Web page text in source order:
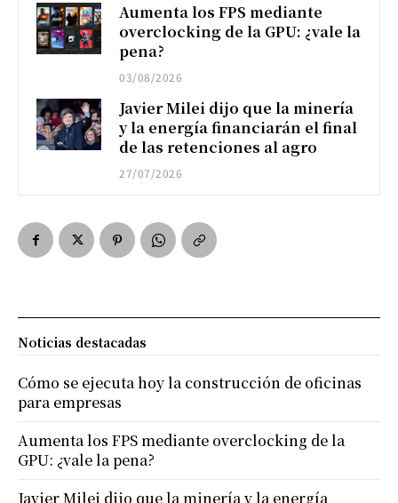
Aumenta los FPS mediante
overclocking de la GPU: ¿vale la
pena?
03/08/2026
Javier Milei dijo que la minería
y la energía financiarán el final
de las retenciones al agro
27/07/2026
Noticias destacadas
Cómo se ejecuta hoy la construcción de oficinas
para empresas
Aumenta los FPS mediante overclocking de la
GPU: ¿vale la pena?
Javier Milei dijo que la minería y la energía